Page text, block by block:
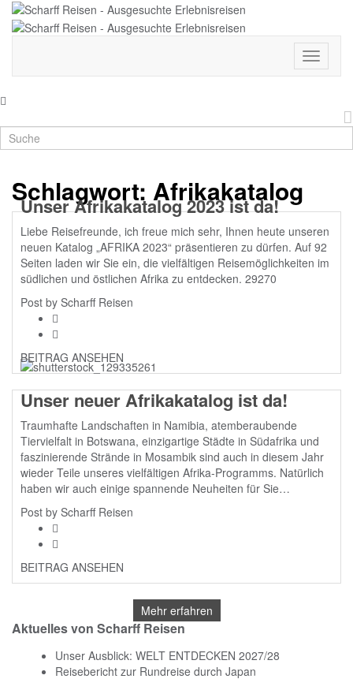
Menü
ein-
Schlagwort: Afrikakatalog
Unser Afrikakatalog 2023 ist da!
Liebe Reisefreunde, ich freue mich sehr, Ihnen heute unseren
neuen Katalog „AFRIKA 2023“ präsentieren zu dürfen. Auf 92
Seiten laden wir Sie ein, die vielfältigen Reisemöglichkeiten im
südlichen und östlichen Afrika zu entdecken. 29270
Post by Scharff Reisen
BEITRAG ANSEHEN
Unser neuer Afrikakatalog ist da!
Traumhafte Landschaften in Namibia, atemberaubende
Tiervielfalt in Botswana, einzigartige Städte in Südafrika und
faszinierende Strände in Mosambik sind auch in diesem Jahr
wieder Teile unseres vielfältigen Afrika-Programms. Natürlich
haben wir auch einige spannende Neuheiten für Sie
das Camping in Botswana mit deutschsprachiger Reiseleitung.
Unsere Klassiker, die geführten Selbstfahrerreisen durch
Namibia und Botswana mit Allradfahrzeugen sowie einer
fachkundigen Scharff Reiseleitung, sind aus unserem…
Post by Scharff Reisen
BEITRAG ANSEHEN
Mehr erfahren
Aktuelles von Scharff Reisen
Unser Ausblick: WELT ENTDECKEN 2027/28
Reisebericht zur Rundreise durch Japan